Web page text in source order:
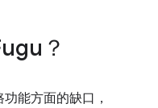
？
能方面的缺口，